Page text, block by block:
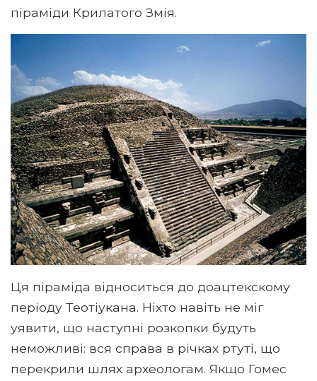
піраміди Крилатого Змія.
Ця піраміда відноситься до доацтекскому
періоду Теотіукана. Ніхто навіть не міг
уявити, що наступні розкопки будуть
неможливі: вся справа в річках ртуті, що
перекрили шлях археологам. Якщо Гомес